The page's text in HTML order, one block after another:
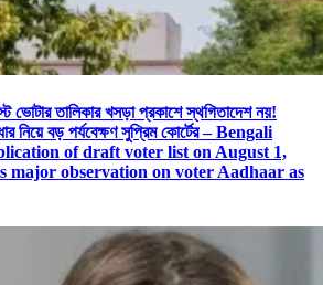
তালিকার খসড়া প্রকাশে স্থগিতাদেশ নয়!
নিয়ে বড় পর্যবেক্ষণ সুপ্রিম কোর্টের – Bengali
of draft voter list on August 1,
major observation on voter Aadhaar as